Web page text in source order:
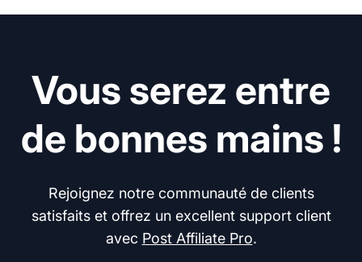
Vous serez entre
de bonnes mains !
Rejoignez notre communauté de clients
satisfaits et offrez un excellent support client
avec Post Affiliate Pro.